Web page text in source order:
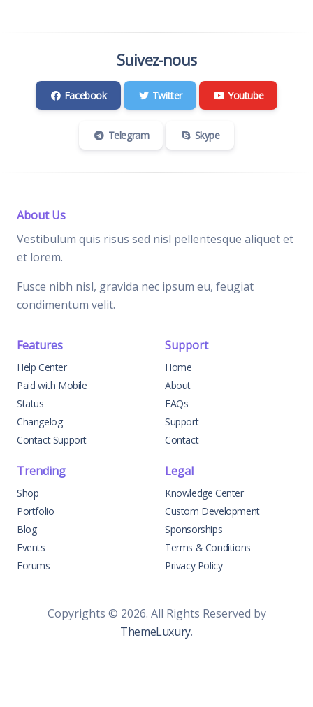
Suivez-nous
Facebook Twitter Youtube
Telegram Skype
About Us
Vestibulum quis risus sed nisl pellentesque aliquet et
et lorem.
Fusce nibh nisl, gravida nec ipsum eu, feugiat
condimentum velit.
Features
Help Center
Paid with Mobile
Status
Changelog
Contact Support
Support
Home
About
FAQs
Support
Contact
Trending
Shop
Portfolio
Blog
Events
Forums
Legal
Knowledge Center
Custom Development
Sponsorships
Terms & Conditions
Privacy Policy
Copyrights © 2026. All Rights Reserved by
ThemeLuxury.